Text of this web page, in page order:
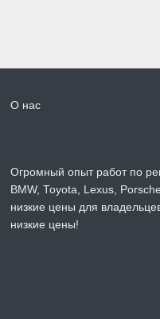
О нас
Огромный опыт работ по
BMW, Toyota, Lexus,
низкие цены для
низкие цены!